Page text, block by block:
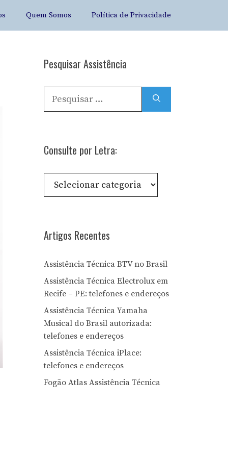
Quem Somos Política de Privacidade
Pesquisar Assistência
Pesquisar
por:
Consulte por Letra:
Consulte
Artigos Recentes
Assistência Técnica BTV no Brasil
Assistência Técnica Electrolux em
Recife – PE: telefones e endereços
Assistência Técnica Yamaha
Musical do Brasil autorizada:
telefones e endereços
Assistência Técnica iPlace:
telefones e endereços
Fogão Atlas Assistência Técnica